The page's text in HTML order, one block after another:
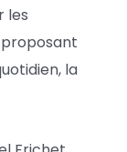
les
la